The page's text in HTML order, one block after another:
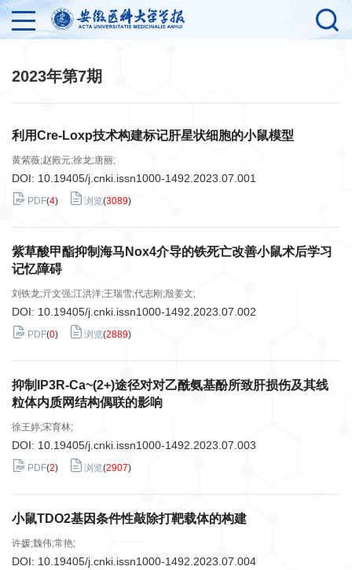
2023年第7期
利用Cre-Loxp技术构建标记肝星状细胞的小鼠模型
黄紫薇;赵殿元;徐龙;唐丽;
DOI: 10.19405/j.cnki.issn1000-1492.2023.07.001
PDF(4) 浏览(3089)
紫草酸甲酯抑制海马Nox4介导的铁死亡改善小鼠术后学习
记忆障碍
刘铁龙;亓文强;江洪洋;王瑞雪;代志刚;殷姜文;
DOI: 10.19405/j.cnki.issn1000-1492.2023.07.002
PDF(0) 浏览(2889)
抑制IP3R-Ca~(2+)途径对对乙酰氨基酚所致肝损伤及其线
粒体内质网结构偶联的影响
徐王婷;宋育林;
DOI: 10.19405/j.cnki.issn1000-1492.2023.07.003
PDF(2) 浏览(2907)
小鼠TDO2基因条件性敲除打靶载体的构建
许媛;魏伟;常艳;
DOI: 10.19405/j.cnki.issn1000-1492.2023.07.004